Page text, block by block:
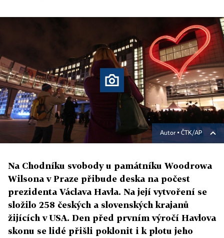
Autor ▪ ČTK/AP
Na Chodníku svobody u památníku Woodrowa
Wilsona v Praze přibude deska na počest
prezidenta Václava Havla. Na její vytvoření se
složilo 258 českých a slovenských krajanů
žijících v USA. Den před prvním výročí Havlova
skonu se lidé přišli poklonit i k plotu jeho